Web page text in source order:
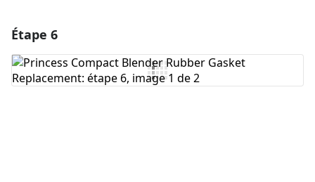
Ajouter un commentaire
Étape 6